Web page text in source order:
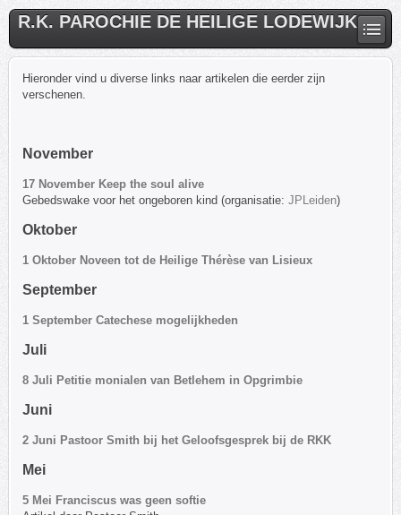
R.K. PAROCHIE DE HEILIGE LODEWIJK
Hieronder vind u diverse links naar artikelen die eerder zijn
verschenen.
November
17 November Keep the soul alive
Gebedswake voor het ongeboren kind (organisatie: JPLeiden)
Oktober
1 Oktober Noveen tot de Heilige Thérèse van Lisieux
September
1 September Catechese mogelijkheden
Juli
8 Juli Petitie monialen van Betlehem in Opgrimbie
Juni
2 Juni Pastoor Smith bij het Geloofsgesprek bij de RKK
Mei
5 Mei Franciscus was geen softie